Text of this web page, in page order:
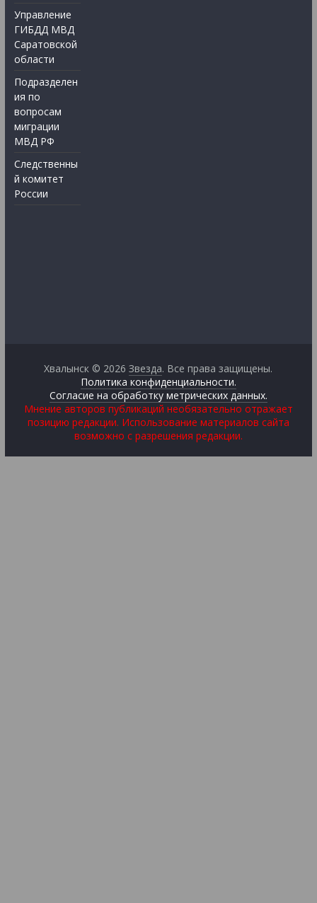
Управление
ГИБДД МВД
Саратовской
области
Подразделен
ия по
вопросам
миграции
МВД РФ
Следственны
й комитет
России
Хвалынск © 2026Звезда. Все права защищены.
Политика конфиденциальности.
Согласие на обработку метрических данных.
Мнение авторов публикаций необязательно отражает
позицию редакции. Использование материалов сайта
возможно с разрешения редакции.